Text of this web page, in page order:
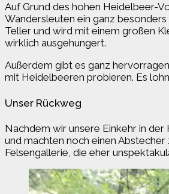
Auf Grund des hohen Heidelbeer-
Wandersleuten ein ganz
Teller und wird mit einem großen
wirklich ausgehungert.
Außerdem gibt es ganz
mit Heidelbeeren probieren. Es
Unser Rückweg
Nachdem wir unsere Einkehr in
und machten noch einen
Felsengallerie, die eher